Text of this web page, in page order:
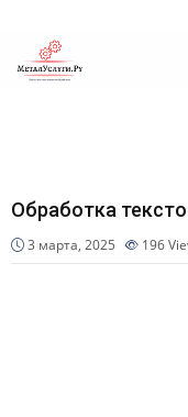
Обработка
3 марта, 2025 196